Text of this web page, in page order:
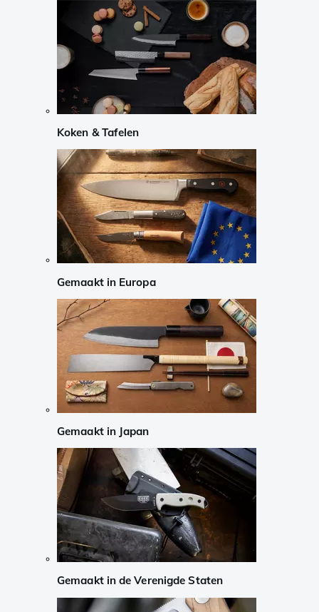
Koken & Tafelen
Gemaakt in Europa
Gemaakt in Japan
Gemaakt in de Verenigde Staten